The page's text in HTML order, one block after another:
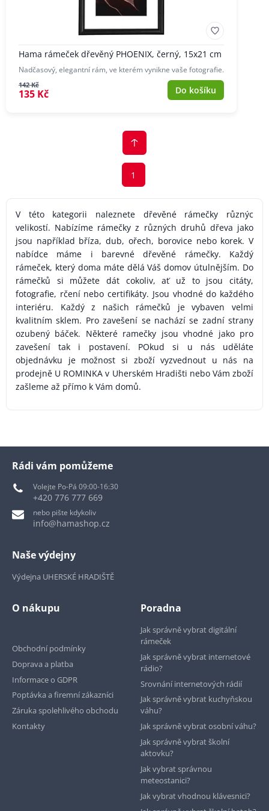
Hama rámeček dřevěný PHOENIX, černý, 15x21 cm
Nadčasový, elegantní rám, ve kterém vynikne vaše fotografie.
142 Kč
135 Kč Do košíku
1
V této kategorii naleznete dřevěné rámečky různýc
velikostí. Nabízíme rámečky z různých druhů dřeva jako
jsou například bříza, dub, ořech, borovice nebo korek. V
nabídce máme i barevné dřevěné rámečky. Každý
rámeček, který doma máte dělá Váš domov útulnějším. Do
rámečků si můžete dát cokoliv, ať už to jsou citáty,
fotografie, rčení nebo certifikáty. Jsou vhodné do každého
interiéru. Každý z našich rámečků je vybaven velmi
kvalitním sklem. Pro zavešení se nachází se zadní strany
ozubený báček. Některé ramečky jsou vhodné jako pro
zavešení tak i postavení. POkud si u nás uděláte
objednávku je možnost si zboží vyzvednout u nás na
prodejně U ROMINKA v Uherském Hradišti nebo Vám zboží
zašleme až přímo k Vám domů.
Rádi vám pomůžeme
Volejte Po-Pá 09:00-16:30
+420 776 777 669
nebo pište kdykoliv
info@hamashop.cz
Naše výdejny
Výdejna UHERSKÉ HRADIŠTĚ
O nákupu
Obchodní podmínky
Doprava a platba
Informace o GDPR
Poptávka a firemní zákazníci
Záruka spolehlivého obchodu
Kontakty
Poradna
Jak správně vybrat digitální
rámeček
Jak správně vybrat internetové
rádio?
Srovnání internetových rádií
Jak správně vybrat kuchyňskou
váhu?
Jak správně vybrat osobní váhu?
Jak správně vybrat školní
aktovku?
Jak vybrat správnou
meteostanici?
Jak vybrat vhodnou klávesnici?